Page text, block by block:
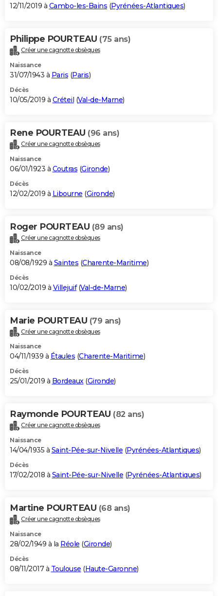
12/11/2019 à Cambo-les-Bains (Pyrénées-Atlantiques)
Philippe POURTEAU (75 ans)
Créer une cagnotte obsèques
Naissance
31/07/1943 à Paris (Paris)
Décès
10/05/2019 à Créteil (Val-de-Marne)
Rene POURTEAU (96 ans)
Créer une cagnotte obsèques
Naissance
06/01/1923 à Coutras (Gironde)
Décès
12/02/2019 à Libourne (Gironde)
Roger POURTEAU (89 ans)
Créer une cagnotte obsèques
Naissance
08/08/1929 à Saintes (Charente-Maritime)
Décès
10/02/2019 à Villejuif(Val-de-Marne)
Marie POURTEAU (79 ans)
Créer une cagnotte obsèques
Naissance
04/11/1939 à Étaules (Charente-Maritime)
Décès
25/01/2019 à Bordeaux(Gironde)
Raymonde POURTEAU (82 ans)
Créer une cagnotte obsèques
Naissance
14/04/1935 à Saint-Pée-sur-Nivelle (Pyrénées-Atlantiques)
Décès
17/02/2018 à Saint-Pée-sur-Nivelle (Pyrénées-Atlantiques)
Martine POURTEAU (68 ans)
Créer une cagnotte obsèques
Naissance
28/02/1949 à la Réole (Gironde)
Décès
08/11/2017 à Toulouse (Haute-Garonne)